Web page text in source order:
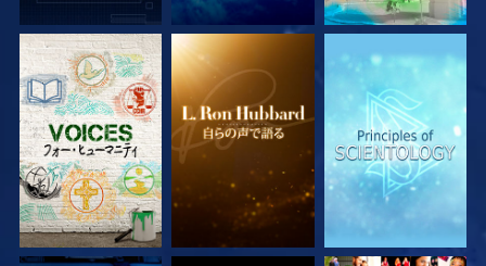
シリーズを探求 シリーズを探求 シリーズを探求